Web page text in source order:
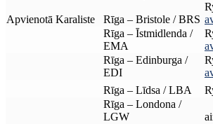
Apvienotā Karaliste Rīga – Bristole / BRS
Rīga – Īstmidlenda /
EMA
Rīga – Edinburga /
EDI
Rīga – Līdsa / LBA
Rīga – Londona /
LGW